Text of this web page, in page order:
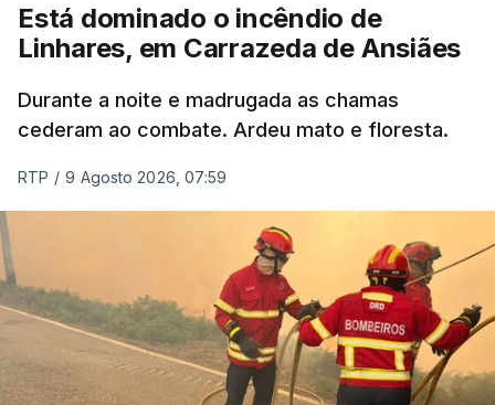
ESTE CONTEÚDO ESTÁ NESTE
Está dominado o incêndio de
Linhares, em Carrazeda de Ansiães
Durante a noite e madrugada as chamas
cederam ao combate. Ardeu mato e floresta.
RTP / 9 Agosto 2026, 07:59